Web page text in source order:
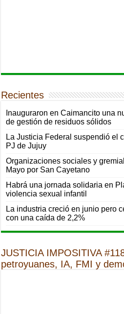
Recientes
Inauguraron en Caimancito una
de gestión de residuos sólidos
La Justicia Federal suspendió el
PJ de Jujuy
Organizaciones sociales y
Mayo por San Cayetano
Habrá una jornada solidaria en
violencia sexual infantil
La industria creció en junio pero
con una caída de 2,2%
JUSTICIA IMPOSITIVA
petroyuanes, IA, FMI y